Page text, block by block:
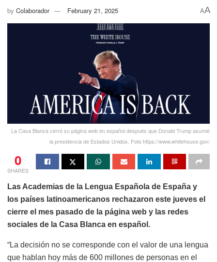
by Colaborador February 21, 2025 AA
La Casa Blanca cerró su página web en español después que Donald Trump asumió
la presidencia de Estados Unidos. Foto https://www.whitehouse.gov/
0
SHARES
Las Academias de la Lengua Española de España y
los países latinoamericanos rechazaron este jueves el
cierre el mes pasado de la página web y las redes
sociales de la Casa Blanca en español.
“La decisión no se corresponde con el valor de una lengua
que hablan hoy más de 600 millones de personas en el